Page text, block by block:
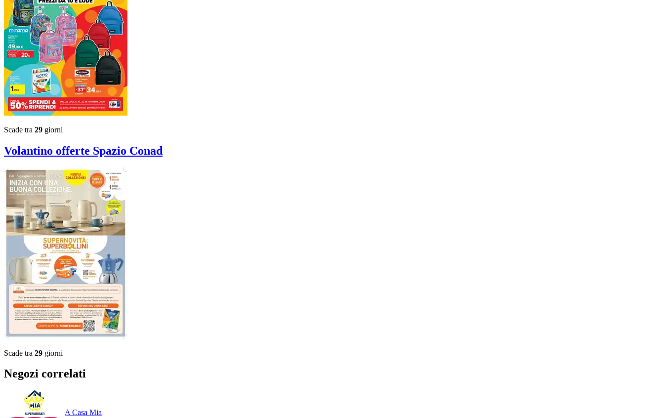
Scade tra 29 giorni
Volantino offerte Spazio Conad
Scade tra 29 giorni
Negozi correlati
A Casa Mia